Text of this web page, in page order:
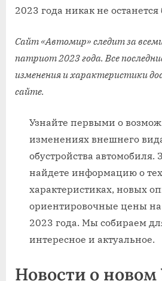
2023 года никак не
Сайт «Автомир» следит за
патриот 2023 года. Все
изменения и характеристики
сайте.
Узнайте первыми о
изменениях внешнего
обустройства автомобиля.
найдете информацию о
характеристиках, новых
ориентировочные цены на
2023 года. Мы собираем
интересное и актуальное.
Новости о новом